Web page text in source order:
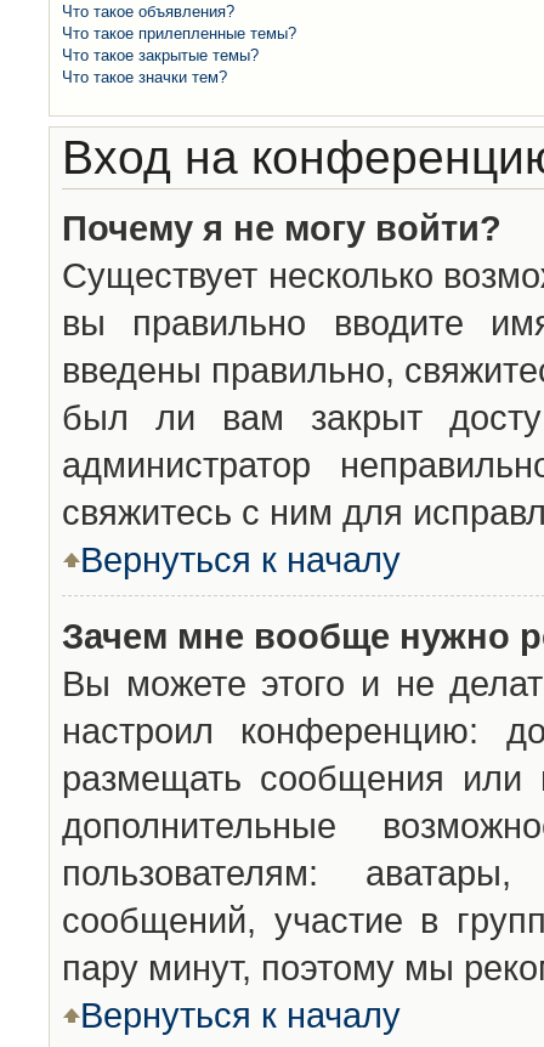
Что такое объявления?
Что такое прилепленные темы?
Что такое закрытые темы?
Что такое значки тем?
Вход на
Почему я не могу войти?
Существует несколько
вы правильно вводите
введены правильно,
был ли вам закрыт
администратор
свяжитесь с ним для
Вернуться к началу
Зачем мне вообще нужно
Вы можете этого и не
настроил конференцию:
размещать сообщения или
дополнительные
пользователям:
сообщений, участие в
пару минут, поэтому мы
Вернуться к началу